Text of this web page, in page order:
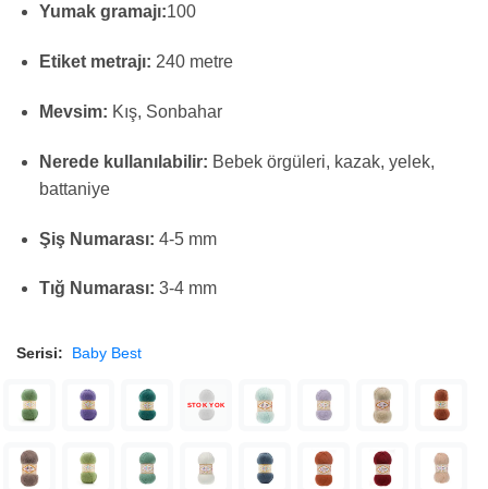
Yumak gramajı:100
Etiket metrajı: 240 metre
Mevsim: Kış, Sonbahar
Nerede kullanılabilir: Bebek örgüleri, kazak, yelek,
battaniye
Şiş Numarası: 4-5 mm
Tığ Numarası: 3-4 mm
Serisi: Baby Best
STOK YOK